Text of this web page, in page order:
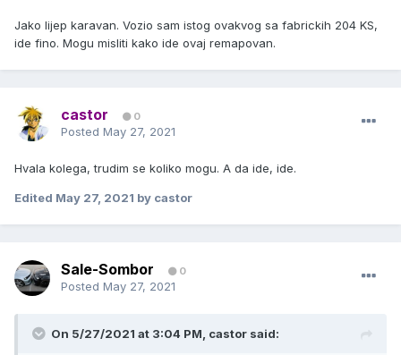
Jako lijep karavan. Vozio sam istog ovakvog sa fabrickih 204 KS,
ide fino. Mogu misliti kako ide ovaj remapovan.
castor 0
Posted May 27, 2021
Hvala kolega, trudim se koliko mogu. A da ide, ide.
Edited May 27, 2021 by castor
Sale-Sombor 0
Posted May 27, 2021
On 5/27/2021 at 3:04 PM, castor said: